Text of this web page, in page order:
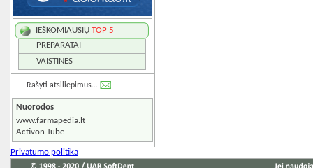
IEŠKOMIAUSIŲ TOP 5
PREPARATAI
VAISTINĖS
Rašyti atsiliepimus...
Nuorodos
www.farmapedia.lt
Activon Tube
Privatumo politika